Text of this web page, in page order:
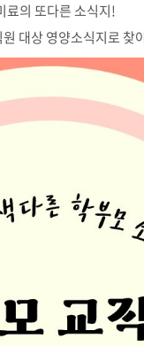
료의 또다른 소식지!
대상 영양소식지로 찾